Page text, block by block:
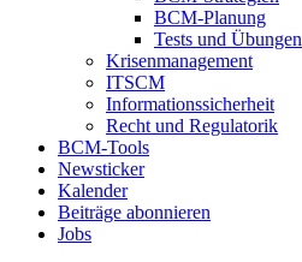
BCM-Planung
Tests und Übungen
Krisenmanagement
ITSCM
Informationssicherheit
Recht und Regulatorik
BCM-Tools
Newsticker
Kalender
Beiträge abonnieren
Jobs